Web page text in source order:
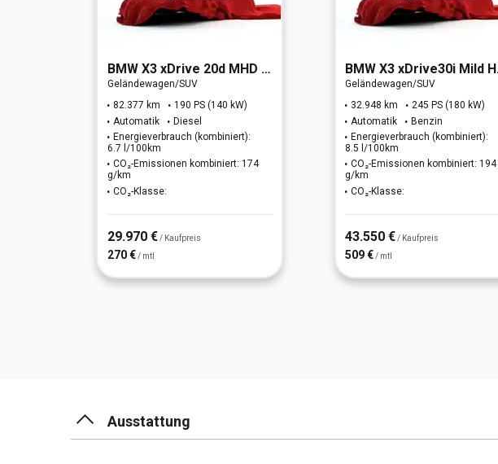
BMW X3 xDrive 20d MHD xLine (EURO 6d)
Geländewagen/SUV
82.377 km
190 PS (140 kW)
Automatik
Diesel
Energieverbrauch (kombiniert):
6.7 l/100km
CO₂-Emissionen kombiniert: 174
g/km
CO₂-Klasse:
29.970 € / Kaufpreis
270 € / mtl
BMW X3 xDrive30i Mild Hybrid xDrive
Geländewagen/SUV
32.948 km
245 PS (180 kW)
Automatik
Benzin
Energieverbrauch (kombiniert):
8.5 l/100km
CO₂-Emissionen kombiniert: 194
g/km
CO₂-Klasse:
43.550 € / Kaufpreis
509 € / mtl
Ausstattung